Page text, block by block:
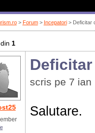
> Forum> Incepatori> Deficitar
1
scris pe 7
Salutare.